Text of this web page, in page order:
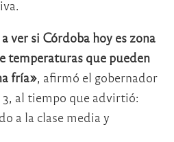
ver si Córdoba hoy es zona
temperaturas que pueden
fría», afirmó el gobernador
3, al tiempo que advirtió:
a la clase media y